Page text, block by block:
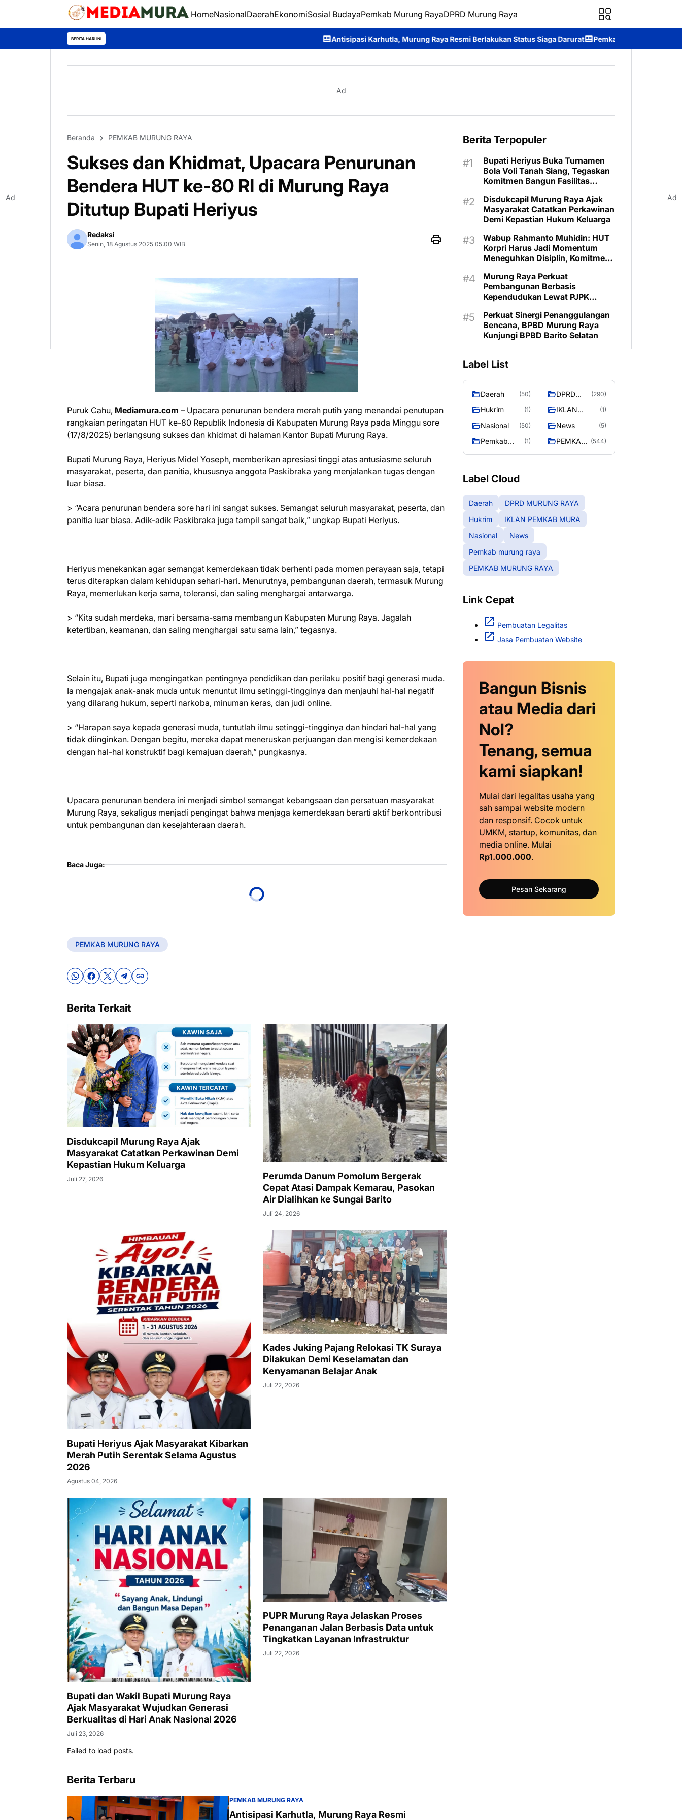
HomeNasionalDaerahEkonomiSosial BudayaPemkab Murung RayaDPRD Murung Raya
BERITA HARI INI Antisipasi Karhutla, Murung Raya Resmi Berlakukan Status Siaga Darurat Pemkab Murung Raya Wisuda Sekolah Lansia
Ad
Beranda PEMKAB MURUNG RAYA
Sukses dan Khidmat, Upacara Penurunan
Bendera HUT ke-80 RI di Murung Raya
Ditutup Bupati Heriyus
Redaksi
Senin, 18 Agustus 2025 05:00 WIB
Puruk Cahu, Mediamura.com – Upacara penurunan bendera merah putih yang menandai penutupan
rangkaian peringatan HUT ke-80 Republik Indonesia di Kabupaten Murung Raya pada Minggu sore
(17/8/2025) berlangsung sukses dan khidmat di halaman Kantor Bupati Murung Raya.
Bupati Murung Raya, Heriyus Midel Yoseph, memberikan apresiasi tinggi atas antusiasme seluruh
masyarakat, peserta, dan panitia, khususnya anggota Paskibraka yang menjalankan tugas dengan
luar biasa.
> “Acara penurunan bendera sore hari ini sangat sukses. Semangat seluruh masyarakat, peserta, dan
panitia luar biasa. Adik-adik Paskibraka juga tampil sangat baik,” ungkap Bupati Heriyus.
Heriyus menekankan agar semangat kemerdekaan tidak berhenti pada momen perayaan saja, tetapi
terus diterapkan dalam kehidupan sehari-hari. Menurutnya, pembangunan daerah, termasuk Murung
Raya, memerlukan kerja sama, toleransi, dan saling menghargai antarwarga.
> “Kita sudah merdeka, mari bersama-sama membangun Kabupaten Murung Raya. Jagalah
ketertiban, keamanan, dan saling menghargai satu sama lain,” tegasnya.
Selain itu, Bupati juga mengingatkan pentingnya pendidikan dan perilaku positif bagi generasi muda.
Ia mengajak anak-anak muda untuk menuntut ilmu setinggi-tingginya dan menjauhi hal-hal negatif
yang dilarang hukum, seperti narkoba, minuman keras, dan judi online.
> “Harapan saya kepada generasi muda, tuntutlah ilmu setinggi-tingginya dan hindari hal-hal yang
tidak diinginkan. Dengan begitu, mereka dapat meneruskan perjuangan dan mengisi kemerdekaan
dengan hal-hal konstruktif bagi kemajuan daerah,” pungkasnya.
Upacara penurunan bendera ini menjadi simbol semangat kebangsaan dan persatuan masyarakat
Murung Raya, sekaligus menjadi pengingat bahwa menjaga kemerdekaan berarti aktif berkontribusi
untuk pembangunan dan kesejahteraan daerah.
Baca Juga:
PEMKAB MURUNG RAYA
Berita Terkait
Disdukcapil Murung Raya Ajak
Masyarakat Catatkan Perkawinan Demi
Kepastian Hukum Keluarga
Juli 27, 2026
Perumda Danum Pomolum Bergerak
Cepat Atasi Dampak Kemarau, Pasokan
Air Dialihkan ke Sungai Barito
Juli 24, 2026
Bupati Heriyus Ajak Masyarakat Kibarkan
Merah Putih Serentak Selama Agustus
2026
Agustus 04, 2026
Kades Juking Pajang Relokasi TK Suraya
Dilakukan Demi Keselamatan dan
Kenyamanan Belajar Anak
Juli 22, 2026
Bupati dan Wakil Bupati Murung Raya
Ajak Masyarakat Wujudkan Generasi
Berkualitas di Hari Anak Nasional 2026
Juli 23, 2026
PUPR Murung Raya Jelaskan Proses
Penanganan Jalan Berbasis Data untuk
Tingkatkan Layanan Infrastruktur
Juli 22, 2026
Failed to load posts.
Berita Terbaru
PEMKAB MURUNG RAYA
Antisipasi Karhutla, Murung Raya Resmi
Berita Terpopuler
Bupati Heriyus Buka Turnamen
Bola Voli Tanah Siang, Tegaskan
Komitmen Bangun Fasilitas
Disdukcapil Murung Raya Ajak
Masyarakat Catatkan Perkawinan
Demi Kepastian Hukum Keluarga
Wabup Rahmanto Muhidin: HUT
Korpri Harus Jadi Momentum
Meneguhkan Disiplin, Komitmen
untuk Majukan Murung Raya
Murung Raya Perkuat
Pembangunan Berbasis
Kependudukan Lewat PJPK
Perkuat Sinergi Penanggulangan
Bencana, BPBD Murung Raya
Kunjungi BPBD Barito Selatan
Label List
Daerah (50)
DPRD
RAYA
(290)
Hukrim (1)
IKLAN
MURA
(1)
Nasional (50) News (5)
Pemkab
(1)
PEMKAB
(544)
Label Cloud
Daerah
DPRD MURUNG RAYA
Hukrim
IKLAN PEMKAB MURA
Nasional
News
Pemkab murung raya
PEMKAB MURUNG RAYA
Link Cepat
Pembuatan Legalitas
Jasa Pembuatan Website
Bangun Bisnis
atau Media dari
Nol?
Tenang, semua
kami siapkan!
Mulai dari legalitas usaha yang
sah sampai website modern
dan responsif. Cocok untuk
UMKM, startup, komunitas, dan
media online. Mulai
Rp1.000.000.
Pesan Sekarang
Ad Ad